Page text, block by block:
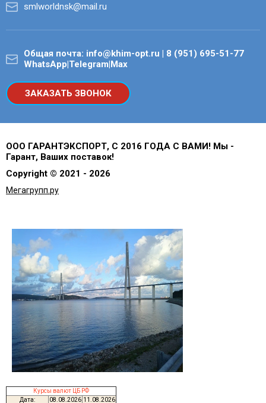
smlworldnsk@mail.ru
Общая почта: info@khim-opt.ru | 8 (951) 695-51-77
WhatsApp|Telegram|Max
ЗАКАЗАТЬ ЗВОНОК
ООО ГАРАНТЭКСПОРТ, С 2016 ГОДА С ВАМИ! Мы -
Гарант, Ваших поставок!
Copyright © 2021 - 2026
Мегагрупп.ру
Курсы валют ЦБ РФ
Дата:
08.08.2026 11.08.2026